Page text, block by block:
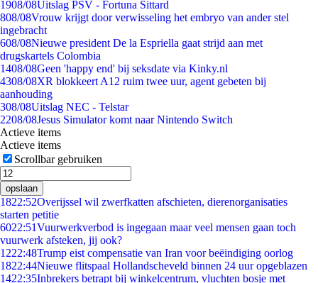
1908/08Uitslag PSV - Fortuna Sittard
808/08Vrouw krijgt door verwisseling het embryo van ander stel
ingebracht
608/08Nieuwe president De la Espriella gaat strijd aan met
drugskartels Colombia
1408/08Geen 'happy end' bij seksdate via Kinky.nl
4308/08XR blokkeert A12 ruim twee uur, agent gebeten bij
aanhouding
308/08Uitslag NEC - Telstar
2208/08Jesus Simulator komt naar Nintendo Switch
Actieve items
Actieve items
Scrollbar gebruiken
opslaan
1822:52Overijssel wil zwerfkatten afschieten, dierenorganisaties
starten petitie
6022:51Vuurwerkverbod is ingegaan maar veel mensen gaan toch
vuurwerk afsteken, jij ook?
1222:48Trump eist compensatie van Iran voor beëindiging oorlog
1822:44Nieuwe flitspaal Hollandscheveld binnen 24 uur opgeblazen
1422:35Inbrekers betrapt bij winkelcentrum, vluchten bosje met